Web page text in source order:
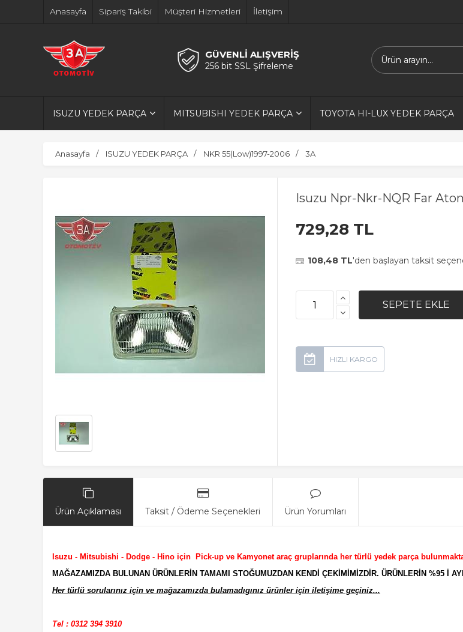
Anasayfa Sipariş Takibi Müşteri Hizmetleri İletişim
GÜVENLİ ALIŞVERİŞ
256 bit SSL Şifreleme
ISUZU YEDEK PARÇA MITSUBISHI YEDEK PARÇA TOYOTA HI-LUX YEDEK PARÇA
Anasayfa ISUZU YEDEK PARÇA NKR 55(Low)1997-2006 3A
Isuzu Npr-Nkr-NQR Far
729,28 TL
108,48 TL'den başlayan taksit
Ürün Açıklaması Taksit / Ödeme Seçenekleri Ürün Yorumları
Isuzu - Mitsubishi - Dodge - Hino için Pick-up ve Kamyonet araç gruplarında her türlü yedek parça
MAĞAZAMIZDA BULUNAN ÜRÜNLERİN TAMAMI STOĞUMUZDAN KENDİ ÇEKİMİMİZDİR. ÜRÜNLERİN %95 İ
Her türlü sorularınız için ve mağazamızda bulamadıgınız ürünler için iletişime geçiniz...
Tel : 0312 394 3910